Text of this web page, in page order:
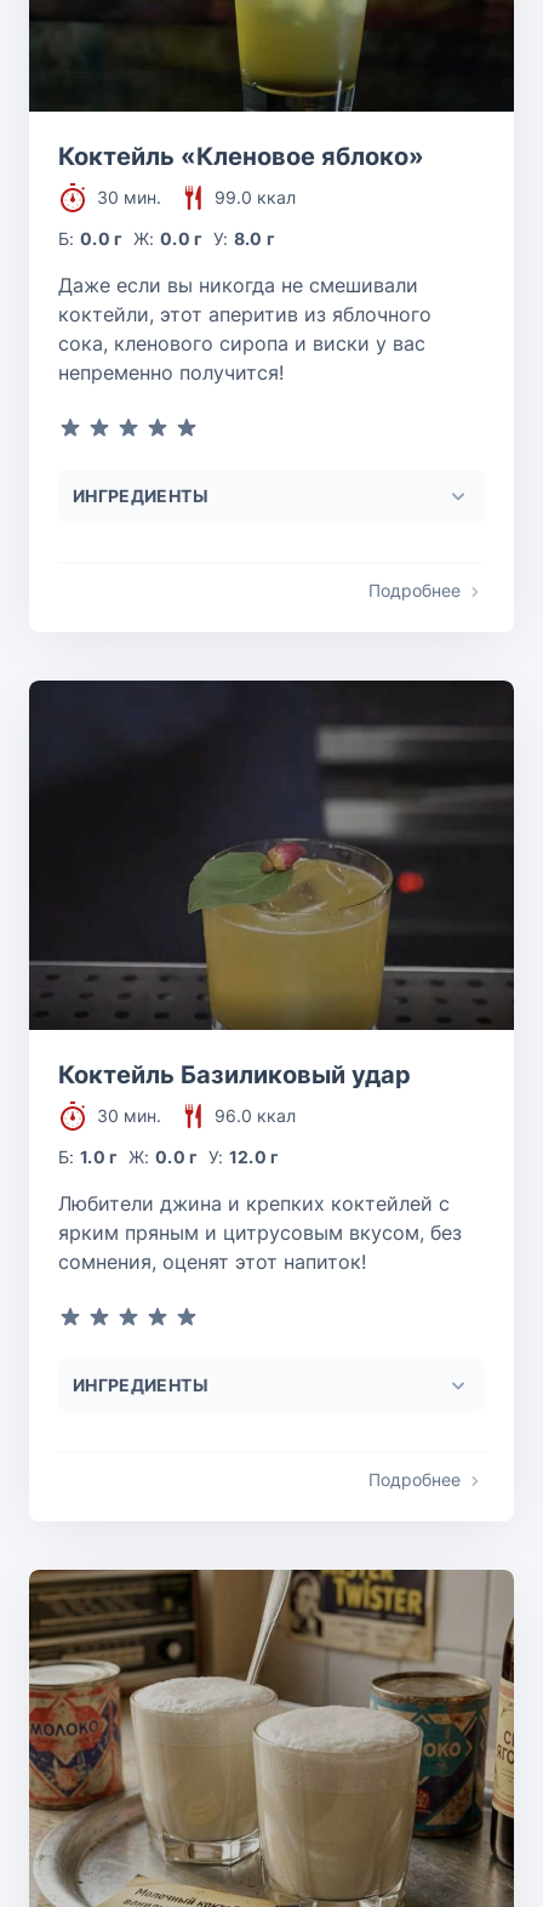
Коктейль «Кленовое яблоко»
30 мин.
99.0 ккал
Б:0.0 г Ж: 0.0 г У: 8.0 г
Даже если вы никогда не смешивали
коктейли, этот аперитив из яблочного
сока, кленового сиропа и виски у вас
непременно получится!
ИНГРЕДИЕНТЫ
Подробнее
Коктейль Базиликовый удар
30 мин.
96.0 ккал
Б:1.0 г Ж: 0.0 г У: 12.0 г
Любители джина и крепких коктейлей с
ярким пряным и цитрусовым вкусом, без
сомнения, оценят этот напиток!
ИНГРЕДИЕНТЫ
Подробнее